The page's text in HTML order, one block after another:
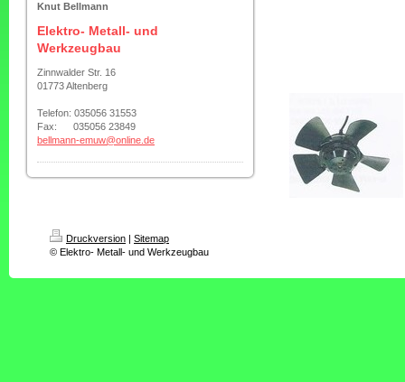
Knut Bellmann
Elektro- Metall- und
Werkzeugbau
Zinnwalder Str. 16
01773 Altenberg
Telefon: 035056 31553
Fax: 035056 23849
bellmann-emuw@online.de
Druckversion | Sitemap
© Elektro- Metall- und Werkzeugbau